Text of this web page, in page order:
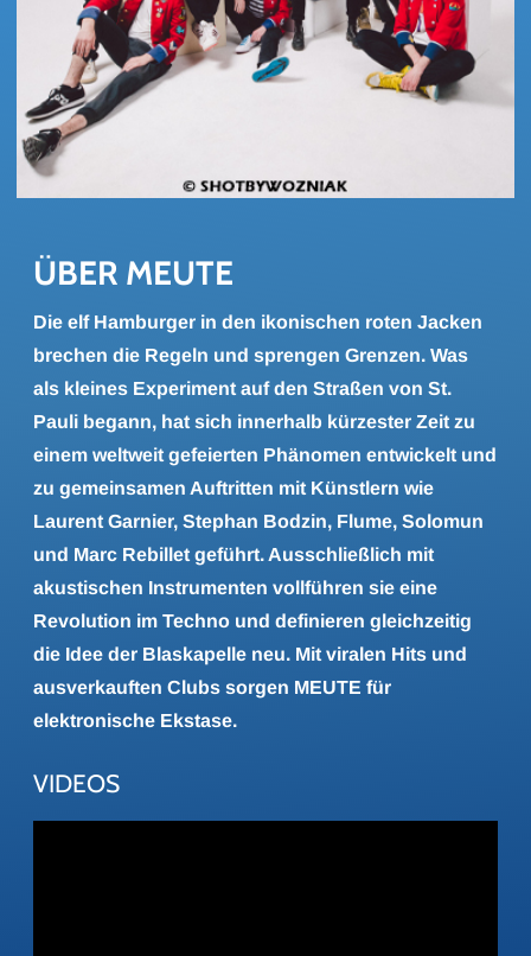
ÜBER MEUTE
Die elf Hamburger in den ikonischen roten Jacken
brechen die Regeln und sprengen Grenzen. Was
als kleines Experiment auf den Straßen von St.
Pauli begann, hat sich innerhalb kürzester Zeit zu
einem weltweit gefeierten Phänomen entwickelt und
zu gemeinsamen Auftritten mit Künstlern wie
Laurent Garnier, Stephan Bodzin, Flume, Solomun
und Marc Rebillet geführt. Ausschließlich mit
akustischen Instrumenten vollführen sie eine
Revolution im Techno und definieren gleichzeitig
die Idee der Blaskapelle neu. Mit viralen Hits und
ausverkauften Clubs sorgen MEUTE für
elektronische Ekstase.
VIDEOS